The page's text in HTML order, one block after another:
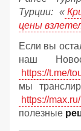
Турции: «
цены
Если вы
наш
https://t.me/
мы
https://
полезные